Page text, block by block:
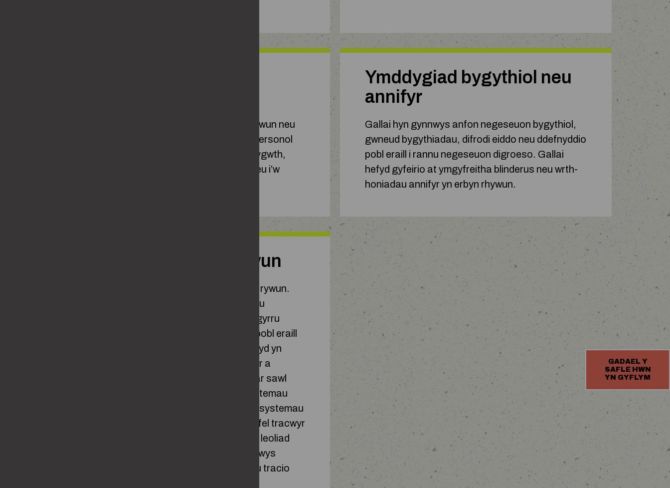
GADAEL Y
SAFLE HWN
YN GYFLYM
Postio neu rannu manylion personol rhywun neu
fygwth rhannu lluniau neu ddelweddau personol
heb eu caniatâd. Gellir defnyddio hyn i fygwth,
codi cywilydd neu ddychryn unigolion, neu i’w
Ymddygiad bygythiol neu
annifyr
Gallai hyn gynnwys anfon negeseuon bygythiol,
gwneud bygythiadau, difrodi eiddo neu ddefnyddio
pobl eraill i rannu negeseuon digroeso. Gallai
hefyd gyfeirio at ymgyfreitha blinderus neu wrth-
honiadau annifyr yn erbyn rhywun.
Monitro a gwylio rhywun
Casglu gwybodaeth neu gadw golwg ar rywun.
Gall hyn gynnwys edrych ar eu cyfryngau
cymdeithasol, tynnu lluniau neu fideos, gyrru
heibio eu cartref dro ar ôl tro neu ofyn i bobl eraill
am ddiweddariadau amdanynt. Mae hefyd yn
cynnwys camddefnyddio dyfeisiau clyfar a
chysylltiedig i fonitro pobl. Gall hyn fod ar sawl
ffurf, gyda thechnolegau'n cynnwys systemau
cartref clyfar fel clychau drws fideo neu systemau
diogelwch cartref, a dyfeisiau bob dydd fel tracwyr
ffitrwydd a ffonau clyfar i gadw golwg ar leoliad
rhywun. Mae enghreifftiau eraill yn cynnwys
cuddio dyfeisiau recordio neu ddyfeisiau tracio